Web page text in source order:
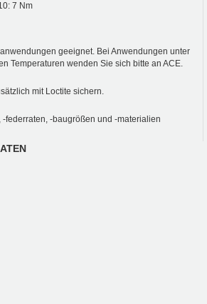
7 Nm
geeignet. Bei Anwendungen unter
Temperaturen wenden Sie sich bitte an ACE.
mit Loctite sichern.
federraten, -baugrößen und -materialien